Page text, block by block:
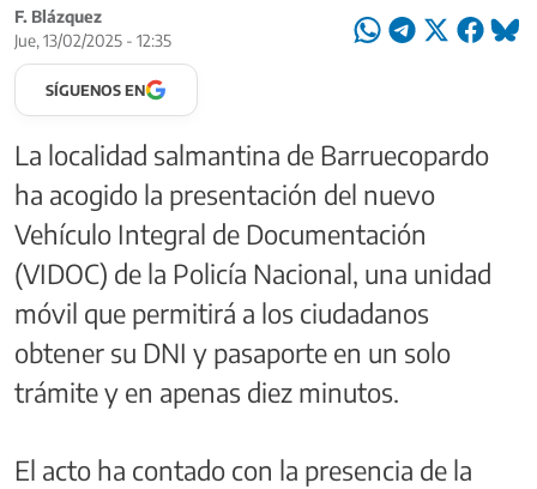
F. Blázquez
Jue, 13/02/2025 - 12:35
SÍGUENOS EN
La localidad salmantina de Barruecopardo
ha acogido la presentación del nuevo
Vehículo Integral de Documentación
(VIDOC) de la Policía Nacional, una unidad
móvil que permitirá a los ciudadanos
obtener su DNI y pasaporte en un solo
trámite y en apenas diez minutos.
El acto ha contado con la presencia de la